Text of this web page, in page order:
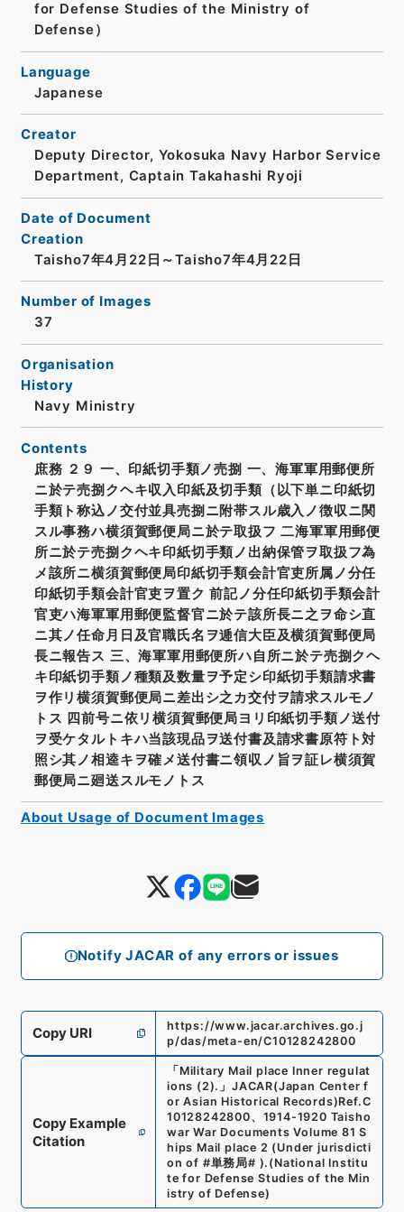
Notify JACAR of any errors or issues
for Defense Studies of the Ministry of
Defense）
Language
Japanese
Creator
Deputy Director, Yokosuka Navy Harbor Service
Department, Captain Takahashi Ryoji
Date of Document
Creation
Taisho7年4月22日～Taisho7年4月22日
Number of Images
37
Organisation
History
Navy Ministry
Contents
庶務 ２９ 一、印紙切手類ノ売捌 一、海軍軍用郵便所
ニ於テ売捌クヘキ収入印紙及切手類（以下単ニ印紙切
手類ト称込ノ交付並具売捌ニ附帯スル歳入ノ徴収ニ関
スル事務ハ横須賀郵便局ニ於テ取扱フ 二海軍軍用郵便
所ニ於テ売捌クヘキ印紙切手類ノ出納保管ヲ取扱フ為
メ該所ニ横須賀郵便局印紙切手類会計官吏所属ノ分任
印紙切手類会計官吏ヲ置ク 前記ノ分任印紙切手類会計
官吏ハ海軍軍用郵便監督官ニ於テ該所長ニ之ヲ命シ直
ニ其ノ任命月日及官職氏名ヲ逓信大臣及横須賀郵便局
長ニ報告ス 三、海軍軍用郵便所ハ自所ニ於テ売捌クヘ
キ印紙切手類ノ種類及数量ヲ予定シ印紙切手類請求書
ヲ作リ横須賀郵便局ニ差出シ之カ交付ヲ請求スルモノ
トス 四前号ニ依リ横須賀郵便局ヨリ印紙切手類ノ送付
ヲ受ケタルトキハ当該現品ヲ送付書及請求書原符ト対
照シ其ノ相逵キヲ確メ送付書ニ領収ノ旨ヲ証レ横須賀
郵便局ニ廻送スルモノトス
Copy URI
https://www.jacar.archives.go.j
p/das/meta-en/C10128242800
Copy Example
Citation
「 Military Mail place Inner regulat
ions (2). 」 JACAR(Japan Center f
or Asian Historical Records)Ref.C
10128242800、 1914-1920 Taisho
war War Documents Volume 81 S
hips Mail place 2 (Under jurisdicti
on of #単務局# ). (National Institu
te for Defense Studies of the Min
istry of Defense)
About Usage of Document Images